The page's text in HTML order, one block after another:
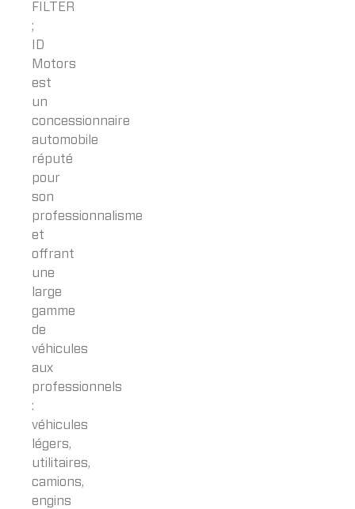
FILTER
;
ID
Motors
est
un
concessionnaire
automobile
réputé
pour
son
professionnalisme
et
offrant
une
large
gamme
de
véhicules
aux
professionnels
:
véhicules
légers,
utilitaires,
camions,
engins